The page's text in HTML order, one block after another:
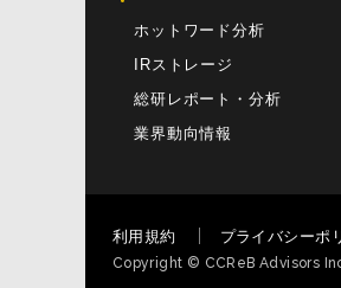
ホットワード分析
IRストレージ
総研レポート・分析
業界動向情報
利用規約 プライバシーポ
Copyright © CCReB Advisors